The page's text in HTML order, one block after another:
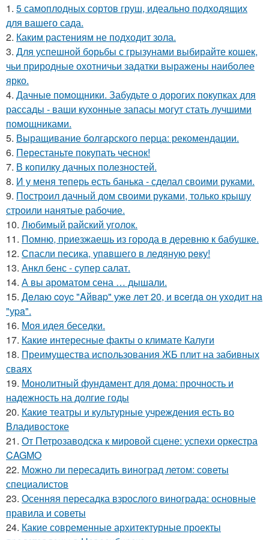
1. 5 самоплодных сортов груш, идеально подходящих
для вашего сада.
2. Каким растениям не подходит зола.
3. Для успешной борьбы с грызунами выбирайте кошек,
чьи природные охотничьи задатки выражены наиболее
ярко.
4. Дачные помощники. Забудьте о дорогих покупках для
рассады - ваши кухонные запасы могут стать лучшими
помощниками.
5. Выращивание болгарского перца: рекомендации.
6. Перестаньте покупать чеснок!
7. В копилку дачных полезностей.
8. И у меня теперь есть банька - сделал своими руками.
9. Построил дачный дом своими руками, только крышу
строили нанятые рабочие.
10. Любимый райский уголок.
11. Помню, приезжаешь из города в деревню к бабушке.
12. Спасли песика, упaвшего в ледяную рeку!
13. Анкл бенс - супер салат.
14. А вы ароматом сена … дышали.
15. Дeлaю coуc "Aйвap" ужe лeт 20, и вceгдa oн уxoдит нa
"уpa".
16. Моя идея беседки.
17. Какие интересные факты о климате Калуги
18. Преимущества использования ЖБ плит на забивных
сваях
19. Монолитный фундамент для дома: прочность и
надежность на долгие годы
20. Какие театры и культурные учреждения есть во
Владивостоке
21. От Петрозаводска к мировой сцене: успехи оркестра
CAGMO
22. Можно ли пересадить виноград летом: советы
специалистов
23. Осенняя пересадка взрослого винограда: основные
правила и советы
24. Какие современные архитектурные проекты